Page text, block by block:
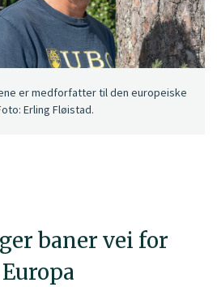
baner vei for
er medforfatter til den europeiske
Erling Fløistad.